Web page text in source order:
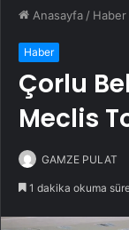
Anasayfa / Haber
Haber
Çorlu
Meclis
GAMZE PULAT
1 dakika okuma